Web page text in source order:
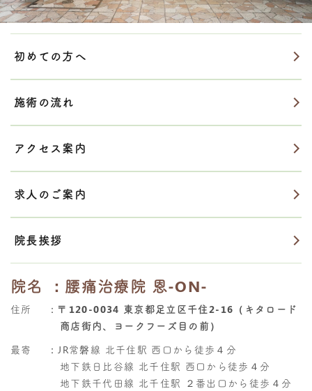
初めての方へ
施術の流れ
アクセス案内
求人のご案内
院長挨拶
院名 ：腰痛治療院 恩-ON-
住所 ： 〒120-0034 東京都足立区千住2-16（キタロード
商店街内、ヨークフーズ目の前）
最寄
：JR常磐線 北千住駅 西口から徒歩４分
地下鉄日比谷線 北千住駅 西口から徒歩４分
地下鉄千代田線 北千住駅 ２番出口から徒歩４分